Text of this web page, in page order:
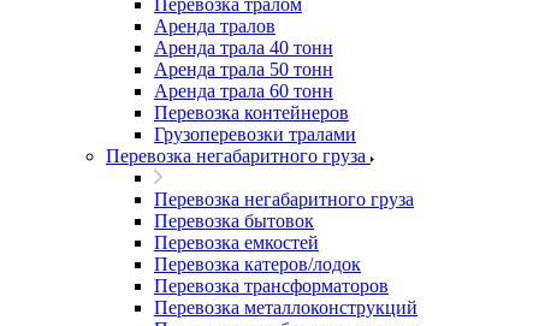
Перевозка тралом
Аренда тралов
Аренда трала 40 тонн
Аренда трала 50 тонн
Аренда трала 60 тонн
Перевозка контейнеров
Грузоперевозки тралами
Перевозка негабаритного груза
Перевозка негабаритного груза
Перевозка бытовок
Перевозка емкостей
Перевозка катеров/лодок
Перевозка трансформаторов
Перевозка металлоконструкций